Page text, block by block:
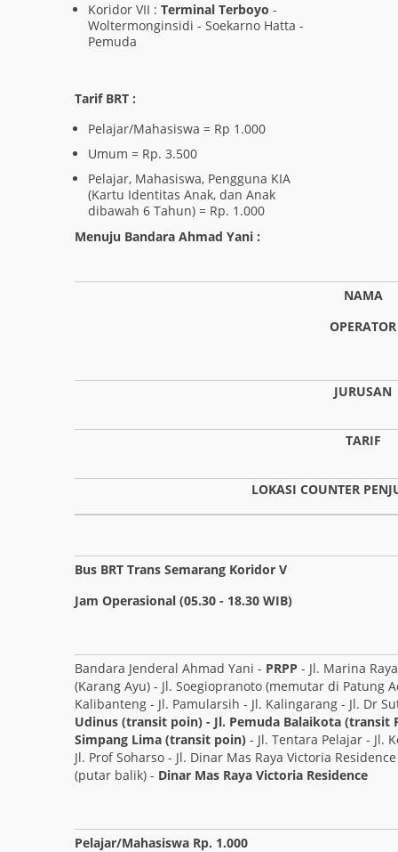
Koridor VII : Terminal Terboyo -
Woltermonginsidi - Soekarno Hatta -
Pemuda
Tarif BRT :
Pelajar/Mahasiswa = Rp 1.000
Umum = Rp. 3.500
Pelajar, Mahasiswa, Pengguna KIA
(Kartu Identitas Anak, dan Anak
dibawah 6 Tahun) = Rp. 1.000
Menuju Bandara Ahmad Yani :
NAMA
OPERATOR
JURUSAN
TARIF
LOKASI COUNTER
Bus BRT Trans Semarang Koridor V
Jam Operasional (05.30 - 18.30 WIB)
Bandara Jenderal Ahmad Yani - PRPP - Jl. Marina
(Karang Ayu) - Jl. Soegiopranoto (memutar di Patung
Kalibanteng - Jl. Pamularsih - Jl. Kalingarang - Jl. Dr
Udinus (transit poin) - Jl. Pemuda Balaikota (transit
Simpang Lima (transit poin) - Jl. Tentara Pelajar - Jl.
Jl. Prof Soharso - Jl. Dinar Mas Raya Victoria
(putar balik) - Dinar Mas Raya Victoria Residence
Pelajar/Mahasiswa Rp. 1.000